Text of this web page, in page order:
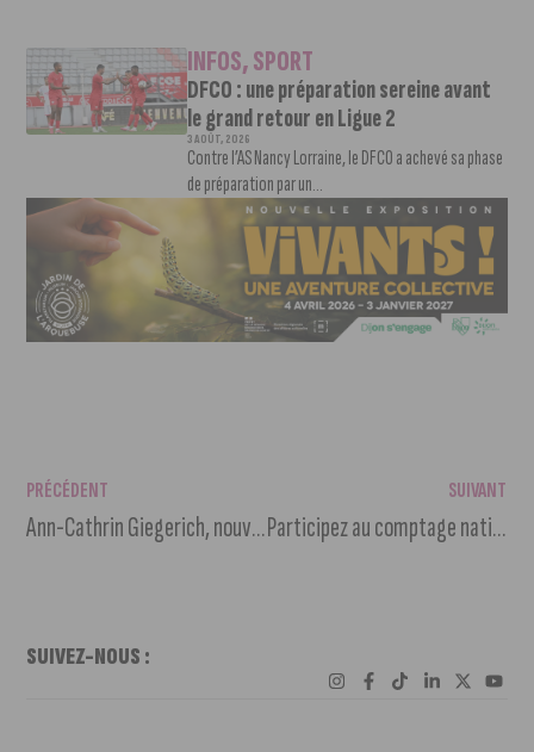
INFOS,SPORT
DFCO : une préparation sereine avant
le grand retour en Ligue 2
3 AOÛT, 2026
Contre l’AS Nancy Lorraine, le DFCO a achevé sa phase
de préparation par un...
PRÉCÉDENT
Ann-Cathrin Giegerich, nouvelle recrue de la JDA Dijon Handball
SUIVANT
Participez au comptage national des oiseaux ce week-end
SUIVEZ-NOUS :